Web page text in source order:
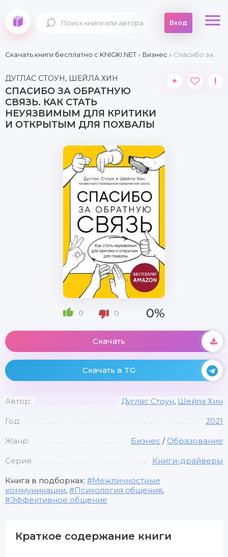
Вход
Скачать книги бесплатно c KNIGKI.NET» Бизнес » Спасибо за обратную связь. Как стать неуязвимым для критики и открытым для похвалы
ДУГЛАС СТОУН, ШЕЙЛА ХИН
СПАСИБО ЗА ОБРАТНУЮ
СВЯЗЬ. КАК СТАТЬ
НЕУЯЗВИМЫМ ДЛЯ КРИТИКИ
И ОТКРЫТЫМ ДЛЯ ПОХВАЛЫ
+ !
0 0 0%
Скачать
Скачать в TG
Автор: Дуглас Стоун, Шейла Хин
Год: 2021
Жанр: Бизнес / Образование
Серия: Книги-драйверы
Книга в подборках:
Межличностные
коммуникации, Психология общения,
Эффективное общение
Краткое содержание книги